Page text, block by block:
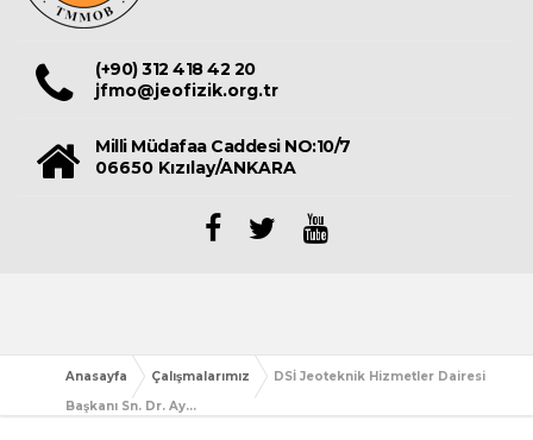
(+90) 312 418 42 20
jfmo@jeofizik.org.tr
Milli Müdafaa Caddesi NO:10/7
06650 Kızılay/ANKARA
Anasayfa Çalışmalarımız
DSİ Jeoteknik Hizmetler Dairesi
Başkanı Sn. Dr. Ay...